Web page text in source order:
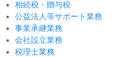
相続税・贈与税
公益法人等サポート業務
事業承継業務
会社設立業務
税理士業務